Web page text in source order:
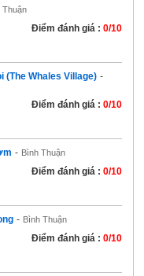
Thuận
Điểm đánh giá : 0/10
(The Whales Village) -
Điểm đánh giá : 0/10
- Bình Thuận
Điểm đánh giá : 0/10
- Bình Thuận
Điểm đánh giá : 0/10